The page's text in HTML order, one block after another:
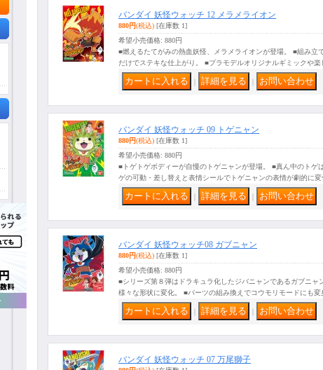
バンダイ 妖怪ウォッチ 12 メラメライオン
880円(税込) [在庫数 1]
希望小売価格: 880円
■燃えるたてがみの熱血妖怪、メラメライオンが登場。 ■組み立
だけでステキな仕上がり。 ■プラモデルオリジナルギミックや
バンダイ 妖怪ウォッチ 09 トゲニャン
880円(税込) [在庫数 1]
希望小売価格: 880円
■トゲトゲボディーが自慢のトゲニャンが登場。 ■真ん中のトゲ
ゲの可動・差し替えと表情シールでトゲニャンの表情が劇的に
バンダイ 妖怪ウォッチ08 ガブニャン
880円(税込) [在庫数 1]
希望小売価格: 880円
■シリーズ第８弾はドラキュラ化したジバニャンであるガブニャ
様々な形状に変化。 ■パーツの組み換えでコウモリモードにも
バンダイ 妖怪ウォッチ 07 万尾獅子